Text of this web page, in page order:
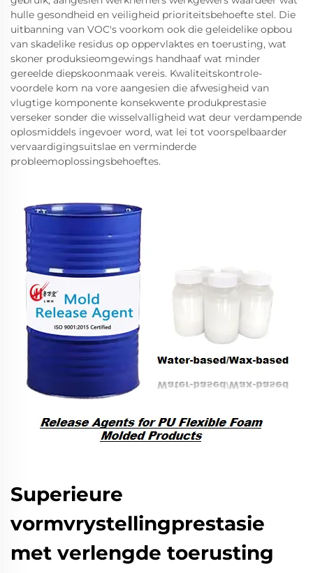
hulle gesondheid en veiligheid prioriteitsbehoefte stel. Die
uitbanning van VOC's voorkom ook die geleidelike opbou
van skadelike residus op oppervlaktes en toerusting, wat
skoner produksieomgewings handhaaf wat minder
gereelde diepskoonmaak vereis. Kwaliteitskontrole-
voordele kom na vore aangesien die afwesigheid van
vlugtige komponente konsekwente produkprestasie
verseker sonder die wisselvalligheid wat deur verdampende
oplosmiddels ingevoer word, wat lei tot voorspelbaarder
vervaardigingsuitslae en verminderde
probleemoplossingsbehoeftes.
Superieure
vormvrystellingprestasie
met verlengde toerusting